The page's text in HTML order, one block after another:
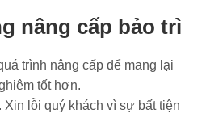
nâng cấp bảo trì
trình nâng cấp để mang lại
tốt hơn.
lỗi quý khách vì sự bất tiện